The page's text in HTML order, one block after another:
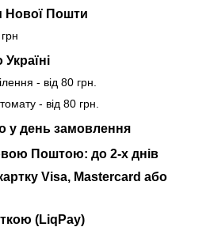
Нової Пошти
- від 80 грн.
- від 80 грн.
у день замовлення
Поштою: до 2-х днів
Visa, Mastercard або
(LiqPay)